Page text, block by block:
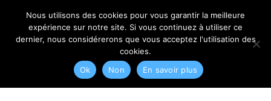
06 79 42 10 00 CONTACT@MYRIAM-CORBET.NET
Nous utilisons des cookies pour vous garantir la meilleure
expérience sur notre site. Si vous continuez à utiliser ce
dernier, nous considérerons que vous acceptez l'utilisation des
cookies.
Ok
Non En savoir plus